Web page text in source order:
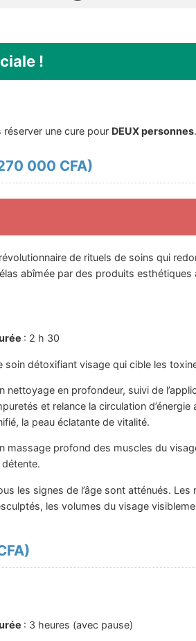
!
réserver une cure pour DEUX personnes.
000 CFA)
de rituels de soins qui
abîmée par des produits esthétiques
: 2 h 30
soin détoxifiant visage qui cible les
nettoyage en profondeur, suivi de
et relance la circulation
la peau éclatante de vitalité.
massage profond des muscles du
détente.
les signes de l’âge sont atténués.
les volumes du visage
)
: 3 heures (avec pause)